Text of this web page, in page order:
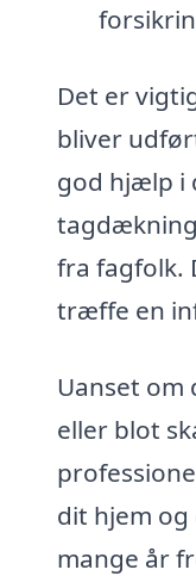
Det er
bliver
god hjælp i
fra fagfolk.
træffe en
Uanset om
eller blot
dit hjem
mange år